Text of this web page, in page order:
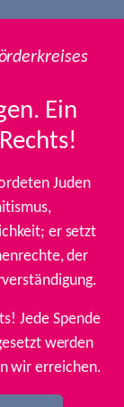
Ein
Juden
er setzt
der
Jede Spende
werden
wir erreichen.